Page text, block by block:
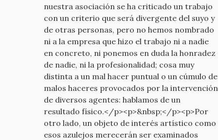
nuestra asociación se ha criticado un trabajo
con un criterio que será divergente del suyo y
de otras personas, pero no hemos nombrado
ni a la empresa que hizo el trabajo ni a nadie
en concreto, ni ponemos en duda la honradez
de nadie, ni la profesionalidad; cosa muy
distinta a un mal hacer puntual o un cúmulo de
malos haceres provocados por la intervención
de diversos agentes: hablamos de un
resultado físico.</p><p>&nbsp;</p><p>Por
otro lado, un objeto de interés artístico como
esos azulejos merecerán ser examinados